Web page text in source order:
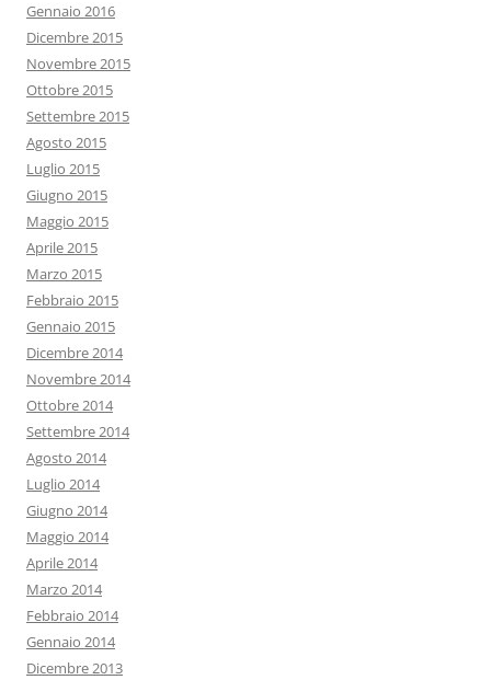
Gennaio 2016
Dicembre 2015
Novembre 2015
Ottobre 2015
Settembre 2015
Agosto 2015
Luglio 2015
Giugno 2015
Maggio 2015
Aprile 2015
Marzo 2015
Febbraio 2015
Gennaio 2015
Dicembre 2014
Novembre 2014
Ottobre 2014
Settembre 2014
Agosto 2014
Luglio 2014
Giugno 2014
Maggio 2014
Aprile 2014
Marzo 2014
Febbraio 2014
Gennaio 2014
Dicembre 2013